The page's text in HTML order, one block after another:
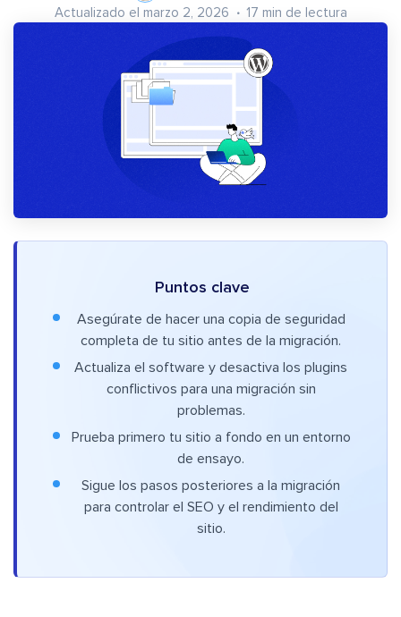
Actualizado el marzo 2, 2026 17 min de lectura
Puntos clave
Asegúrate de hacer una copia de seguridad
completa de tu sitio antes de la migración.
Actualiza el software y desactiva los plugins
conflictivos para una migración sin
problemas.
Prueba primero tu sitio a fondo en un entorno
de ensayo.
Sigue los pasos posteriores a la migración
para controlar el SEO y el rendimiento del
sitio.